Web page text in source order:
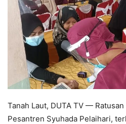
Tanah Laut, DUTA TV —
Pesantren Syuhada Pelaihari,